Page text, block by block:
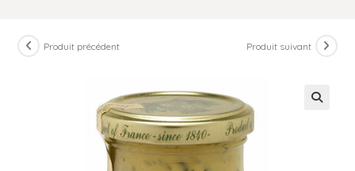
Produit précédent Produit suivant